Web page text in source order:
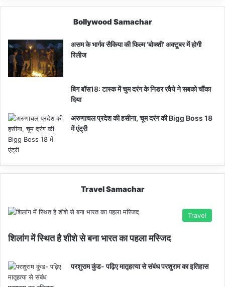
Bollywood Samachar
असम के भार्गव सैकिया की फिल्म ‘बोक्शी’ अक्टूबर में होगी
रिलीज
बिग बॉस18: टास्क में चुम दरंग के निडर रवैये ने सबको चौंका
दिया
अरुणाचल प्रदेश की हसीना, चूम दरंग की Bigg Boss 18
में एंट्री
Travel Samachar
Travel
शिलांग में स्थित है शीशे से बना भारत का पहला मस्जिद
परशुराम कुंड- पढ़िए मातृहत्या से संबंध परशुराम का इतिहास